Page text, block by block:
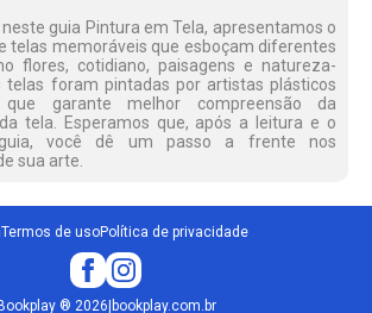
neste guia Pintura em Tela, apresentamos o
telas memoráveis que esboçam diferentes
flores, cotidiano, paisagens e natureza-
telas foram pintadas por artistas plásticos
garante melhor compreensão da
tela. Esperamos que, após a leitura e o
você dê um passo a frente nos
sua arte.
Termos de usoPolítica de privacidade
Bookplay® 2026 bookplay.com.br